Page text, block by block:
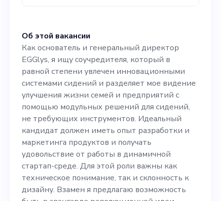
опыт разработки и
маркетинга продуктов и
получать удовольствие от
работы в динамичной
стартап-среде. Для этой
роли важны как
техническое понимание,
так и склонность к
дизайну. Взамен я
Об этой вакансии
Как основатель и генеральный директор
EGGlys, я ищу соучредителя, который в
равной степени увлечен инновационными
системами сидений и разделяет мое видение
улучшения жизни семей и предприятий с
помощью модульных решений для сидений,
не требующих инструментов. Идеальный
кандидат должен иметь опыт разработки и
маркетинга продуктов и получать
удовольствие от работы в динамичной
стартап-среде. Для этой роли важны как
техническое понимание, так и склонность к
дизайну. Взамен я предлагаю возможность